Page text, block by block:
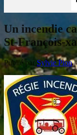
Un incendie
St-François-
Publié par Sylvie Pion|